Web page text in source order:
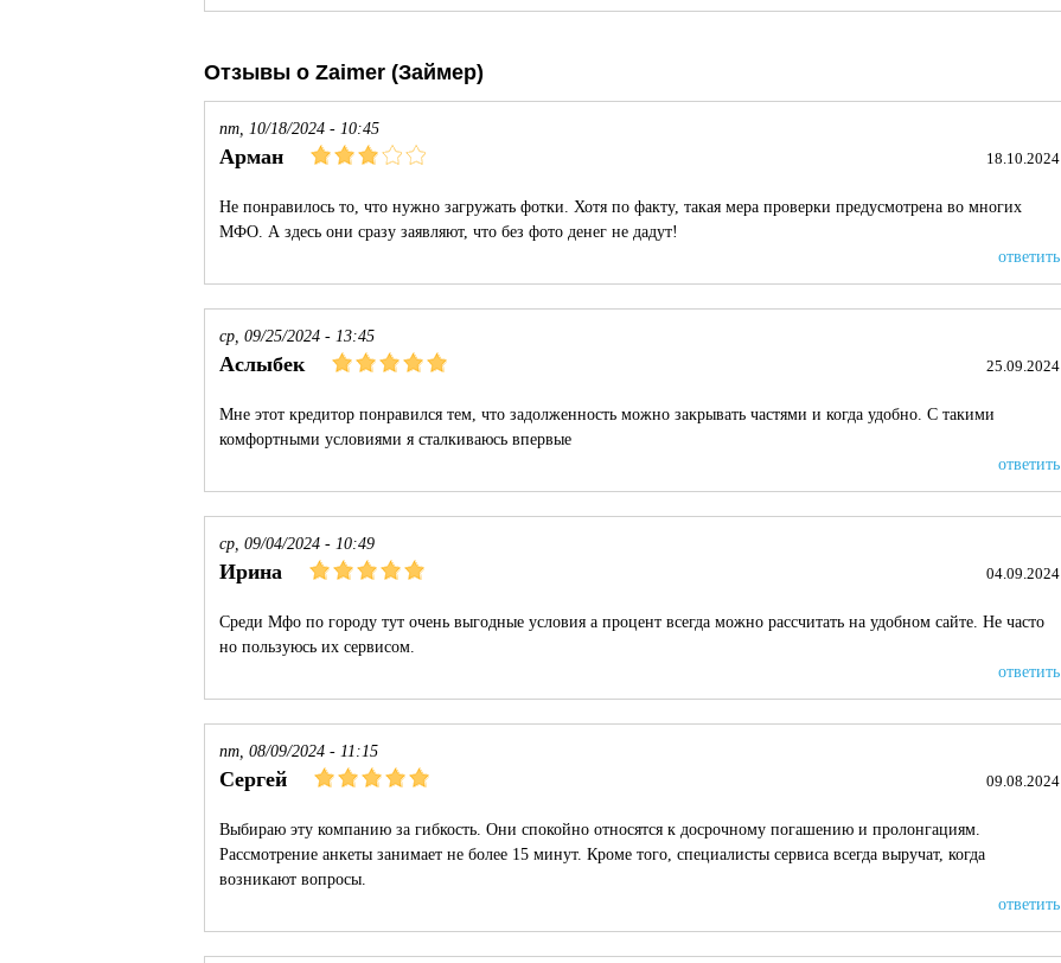
Отзывы о Zaimer (Займер)
пт, 10/18/2024 - 10:45
Арман 18.10.2024
Не понравилось то, что нужно загружать фотки. Хотя по факту, такая мера проверки предусмотрена во многих
МФО. А здесь они сразу заявляют, что без фото денег не дадут!
ответить
ср, 09/25/2024 - 13:45
Аслыбек 25.09.2024
Мне этот кредитор понравился тем, что задолженность можно закрывать частями и когда удобно. С такими
комфортными условиями я сталкиваюсь впервые
ответить
ср, 09/04/2024 - 10:49
Ирина 04.09.2024
Среди Мфо по городу тут очень выгодные условия а процент всегда можно рассчитать на удобном сайте. Не часто
но пользуюсь их сервисом.
ответить
пт, 08/09/2024 - 11:15
Сергей 09.08.2024
Выбираю эту компанию за гибкость. Они спокойно относятся к досрочному погашению и пролонгациям.
Рассмотрение анкеты занимает не более 15 минут. Кроме того, специалисты сервиса всегда выручат, когда
возникают вопросы.
ответить